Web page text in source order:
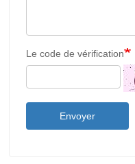
Le code de vérification
Envoyer